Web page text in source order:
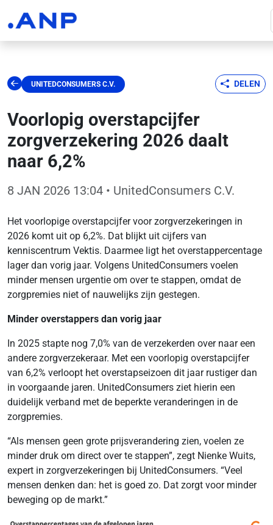
UNITEDCONSUMERS C.V. DELEN
Voorlopig overstapcijfer
zorgverzekering 2026 daalt
naar 6,2%
8 JAN 2026 13:04 • UnitedConsumers C.V.
Het voorlopige overstapcijfer voor zorgverzekeringen in
2026 komt uit op 6,2%. Dat blijkt uit cijfers van
kenniscentrum Vektis. Daarmee ligt het overstappercentage
lager dan vorig jaar. Volgens UnitedConsumers voelen
minder mensen urgentie om over te stappen, omdat de
zorgpremies niet of nauwelijks zijn gestegen.
Minder overstappers dan vorig jaar
In 2025 stapte nog 7,0% van de verzekerden over naar een
andere zorgverzekeraar. Met een voorlopig overstapcijfer
van 6,2% verloopt het overstapseizoen dit jaar rustiger dan
in voorgaande jaren. UnitedConsumers ziet hierin een
duidelijk verband met de beperkte veranderingen in de
zorgpremies.
“Als mensen geen grote prijsverandering zien, voelen ze
minder druk om direct over te stappen”, zegt Nienke Wuits,
expert in zorgverzekeringen bij UnitedConsumers. “Veel
mensen denken dan: het is goed zo. Dat zorgt voor minder
beweging op de markt.”